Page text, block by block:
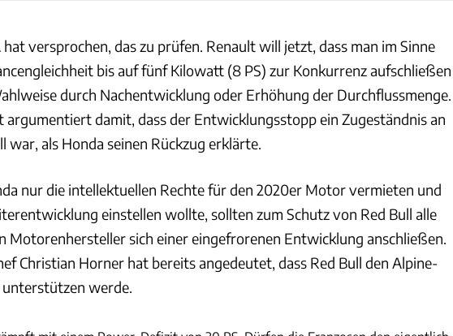
hat versprochen, das zu prüfen. Renault will jetzt, dass man im Sinne
bis auf fünf Kilowatt (8 PS) zur Konkurrenz aufschließen
durch Nachentwicklung oder Erhöhung der Durchflussmenge.
argumentiert damit, dass der Entwicklungsstopp ein Zugeständnis an
war, als Honda seinen Rückzug erklärte.
nur die intellektuellen Rechte für den 2020er Motor vermieten und
einstellen wollte, sollten zum Schutz von Red Bull alle
Motorenhersteller sich einer eingefrorenen Entwicklung anschließen.
Christian Horner hat bereits angedeutet, dass Red Bull den Alpine-
werde.